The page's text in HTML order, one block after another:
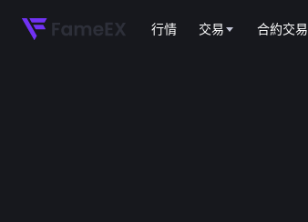
行情 交易 合約交易